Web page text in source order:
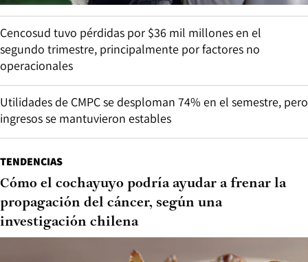
Cencosud tuvo pérdidas por $36 mil millones en el
segundo trimestre, principalmente por factores no
operacionales
Utilidades de CMPC se desploman 74% en el semestre, pero
ingresos se mantuvieron estables
TENDENCIAS
Cómo el cochayuyo podría ayudar a frenar la
propagación del cáncer, según una
investigación chilena